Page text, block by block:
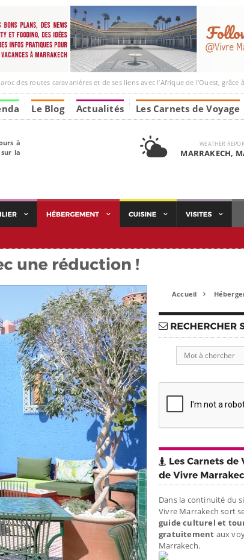
et de ses liens avec l’Afrique de l’Ouest, grâce à l’espace Marrakesh-
Le Blog Actualités Les Carnets de Voyage
à
la
WEATHER
MARRAKECH,
Accueil 
Dans la continuité du
Vivre Marrakech sort
guide culturel et
gratuitement aux
Marrakech.